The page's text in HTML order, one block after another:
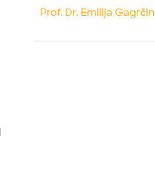
Prof. Dr. Emilija Gagrčin